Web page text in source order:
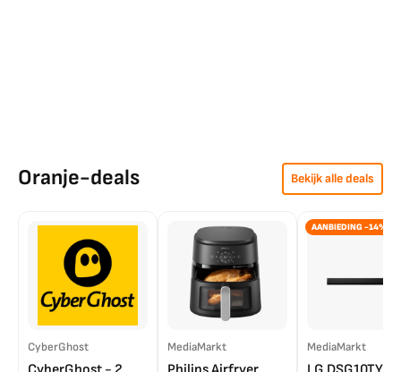
Oranje-deals Bekijk alle deals
CyberGhost MediaMarkt
AANBIEDING -14%
MediaMarkt